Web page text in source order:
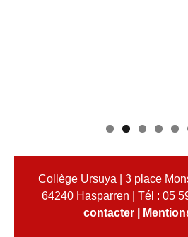
Collège Ursuya | 3 place
64240 Hasparren | Tél : 05
contacter